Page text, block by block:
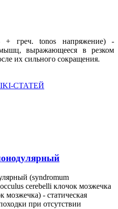
+ греч. tonos напряжение) -
мышц, выражающееся в резком
их сильного сокращения.
СТАТЕЙ
(syndromum
cerebelli клочок мозжечка
мозжечка) - статическая
при отсутствии